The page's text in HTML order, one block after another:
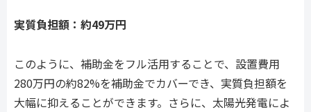
実質負担額：約49万円
このように、補助金をフル活用することで、設置費用
280万円の約82%を補助金でカバーでき、実質負担額を
大幅に抑えることができます。さらに、太陽光発電によ